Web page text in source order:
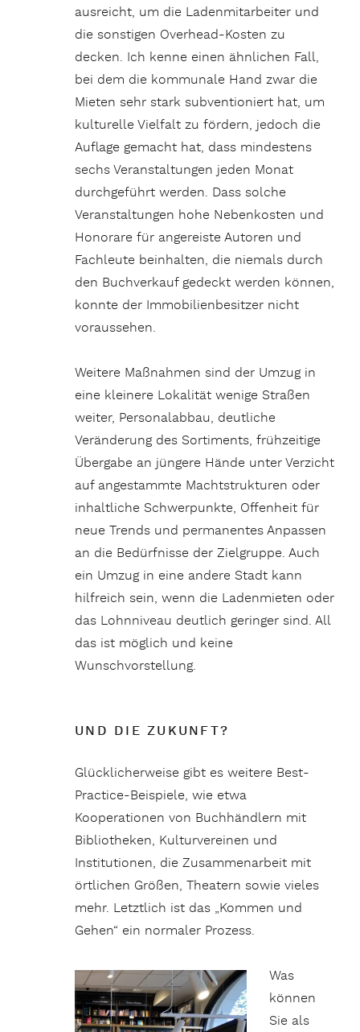
ausreicht, um die Ladenmitarbeiter und
die sonstigen Overhead-Kosten zu
decken. Ich kenne einen ähnlichen Fall,
bei dem die kommunale Hand zwar die
Mieten sehr stark subventioniert hat, um
kulturelle Vielfalt zu fördern, jedoch die
Auflage gemacht hat, dass mindestens
sechs Veranstaltungen jeden Monat
durchgeführt werden. Dass solche
Veranstaltungen hohe Nebenkosten und
Honorare für angereiste Autoren und
Fachleute beinhalten, die niemals durch
den Buchverkauf gedeckt werden können,
konnte der Immobilienbesitzer nicht
voraussehen.
Weitere Maßnahmen sind der Umzug in
eine kleinere Lokalität wenige Straßen
weiter, Personalabbau, deutliche
Veränderung des Sortiments, frühzeitige
Übergabe an jüngere Hände unter Verzicht
auf angestammte Machtstrukturen oder
inhaltliche Schwerpunkte, Offenheit für
neue Trends und permanentes Anpassen
an die Bedürfnisse der Zielgruppe. Auch
ein Umzug in eine andere Stadt kann
hilfreich sein, wenn die Ladenmieten oder
das Lohnniveau deutlich geringer sind. All
das ist möglich und keine
Wunschvorstellung.
UND DIE ZUKUNFT?
Glücklicherweise gibt es weitere Best-
Practice-Beispiele, wie etwa
Kooperationen von Buchhändlern mit
Bibliotheken, Kulturvereinen und
Institutionen, die Zusammenarbeit mit
örtlichen Größen, Theatern sowie vieles
mehr. Letztlich ist das „Kommen und
Gehen“ ein normaler Prozess.
Was
können
Sie als